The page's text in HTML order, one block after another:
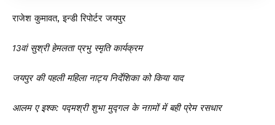
राजेश कुमावत, इन्डी रिपोर्टर जयपुर
13वां सुश्री हेमलता प्रभु स्मृति कार्यक्रम
जयपुर की पहली महिला नाट्य निर्देशिका को किया याद
आलम ए इश्क: पद्मश्री शुभा मुद्गल के नग़मों में बही प्रेम रसधार